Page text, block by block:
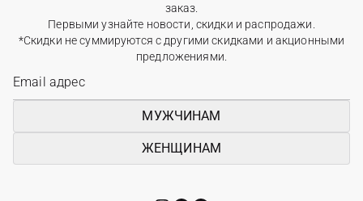
заказ.
Первыми узнайте новости, скидки и распродажи.
*Скидки не суммируются с другими скидками и акционными
предложениями.
МУЖЧИНАМ
ЖЕНЩИНАМ